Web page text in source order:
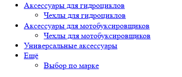
Аксессуары для гидроциклов
Чехлы для гидроциклов
Аксессуары для мотобуксировщиков
Чехлы для мотобуксировщиков
Универсальные аксессуары
Ещё
Выбор по марке